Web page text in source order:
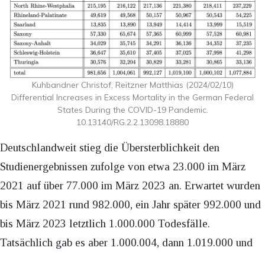
Kuhbandner Christof, Reitzner Matthias (2024/02/10)
Differential Increases in Excess Mortality in the German Federal
States During the COVID-19 Pandemic.
10.13140/RG.2.2.13098.18880
Deutschlandweit stieg die Übersterblichkeit den
Studienergebnissen zufolge von etwa 23.000 im März
2021 auf über 77.000 im März 2023 an. Erwartet wurden
bis März 2021 rund 982.000, ein Jahr später 992.000 und
bis März 2023 letztlich 1.000.000 Todesfälle.
Tatsächlich gab es aber 1.000.004, dann 1.019.000 und